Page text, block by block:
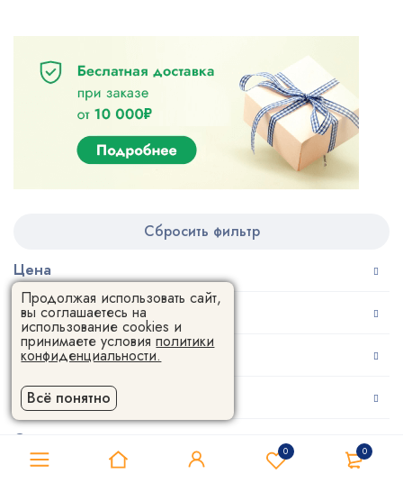
0 0
Сбросить фильтр
Цена
Тип сканера
Точность
Производитель
Страна производства
Продолжая использовать сайт,
вы соглашаетесь на
использование cookies и
принимаете условияполитики
конфиденциальности.
Всё понятно